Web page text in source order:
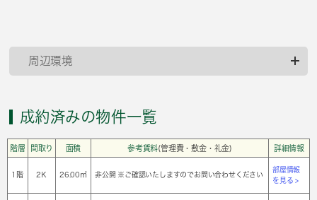
周辺環境
成約済みの物件一覧
階層 間取り 面積 参考賃料(管理費・敷金・礼金) 詳細情報
1階 2Ｋ 26.00㎡ 非公開 ※ご確認いたしますのでお問い合わせください
部屋情報
を見る >